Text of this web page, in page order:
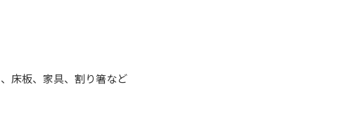
床板、家具、割り箸など